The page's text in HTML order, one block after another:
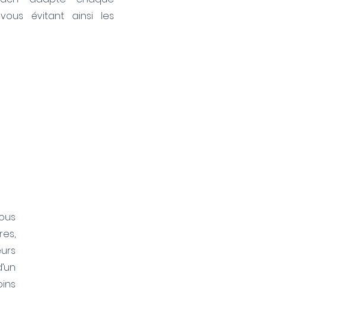
évitant ainsi les